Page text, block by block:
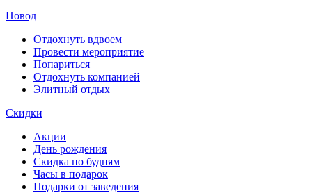
Повод
Отдохнуть вдвоем
Провести мероприятие
Попариться
Отдохнуть компанией
Элитный отдых
Скидки
Акции
День рождения
Скидка по будням
Часы в подарок
Подарки от заведения